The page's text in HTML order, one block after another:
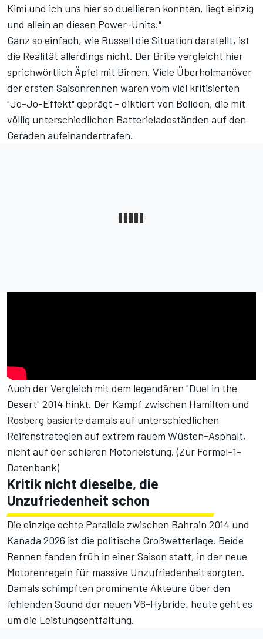
Kimi und ich uns hier so duellieren konnten, liegt einzig
und allein an diesen Power-Units."
Ganz so einfach, wie Russell die Situation darstellt, ist
die Realität allerdings nicht. Der Brite vergleicht hier
sprichwörtlich Äpfel mit Birnen. Viele Überholmanöver
der ersten Saisonrennen waren vom viel kritisierten
"Jo-Jo-Effekt" geprägt - diktiert von Boliden, die mit
völlig unterschiedlichen Batterieladeständen auf den
Geraden aufeinandertrafen.
Auch der Vergleich mit dem legendären "Duel in the
Desert" 2014 hinkt. Der Kampf zwischen Hamilton und
Rosberg basierte damals auf unterschiedlichen
Reifenstrategien auf extrem rauem Wüsten-Asphalt,
nicht auf der schieren Motorleistung. (Zur Formel-1-
Datenbank)
Kritik nicht dieselbe, die
Unzufriedenheit schon
Die einzige echte Parallele zwischen Bahrain 2014 und
Kanada 2026 ist die politische Großwetterlage. Beide
Rennen fanden früh in einer Saison statt, in der neue
Motorenregeln für massive Unzufriedenheit sorgten.
Damals schimpften prominente Akteure über den
fehlenden Sound der neuen V6-Hybride, heute geht es
um die Leistungsentfaltung.